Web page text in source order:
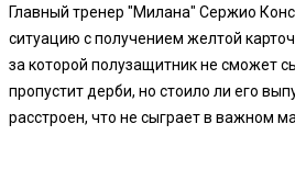
Главный тренер "Милана" Сержио
ситуацию с получением желтой
за которой полузащитник не сможет
пропустит дерби, но стоило ли его
расстроен, что не сыграет в важном